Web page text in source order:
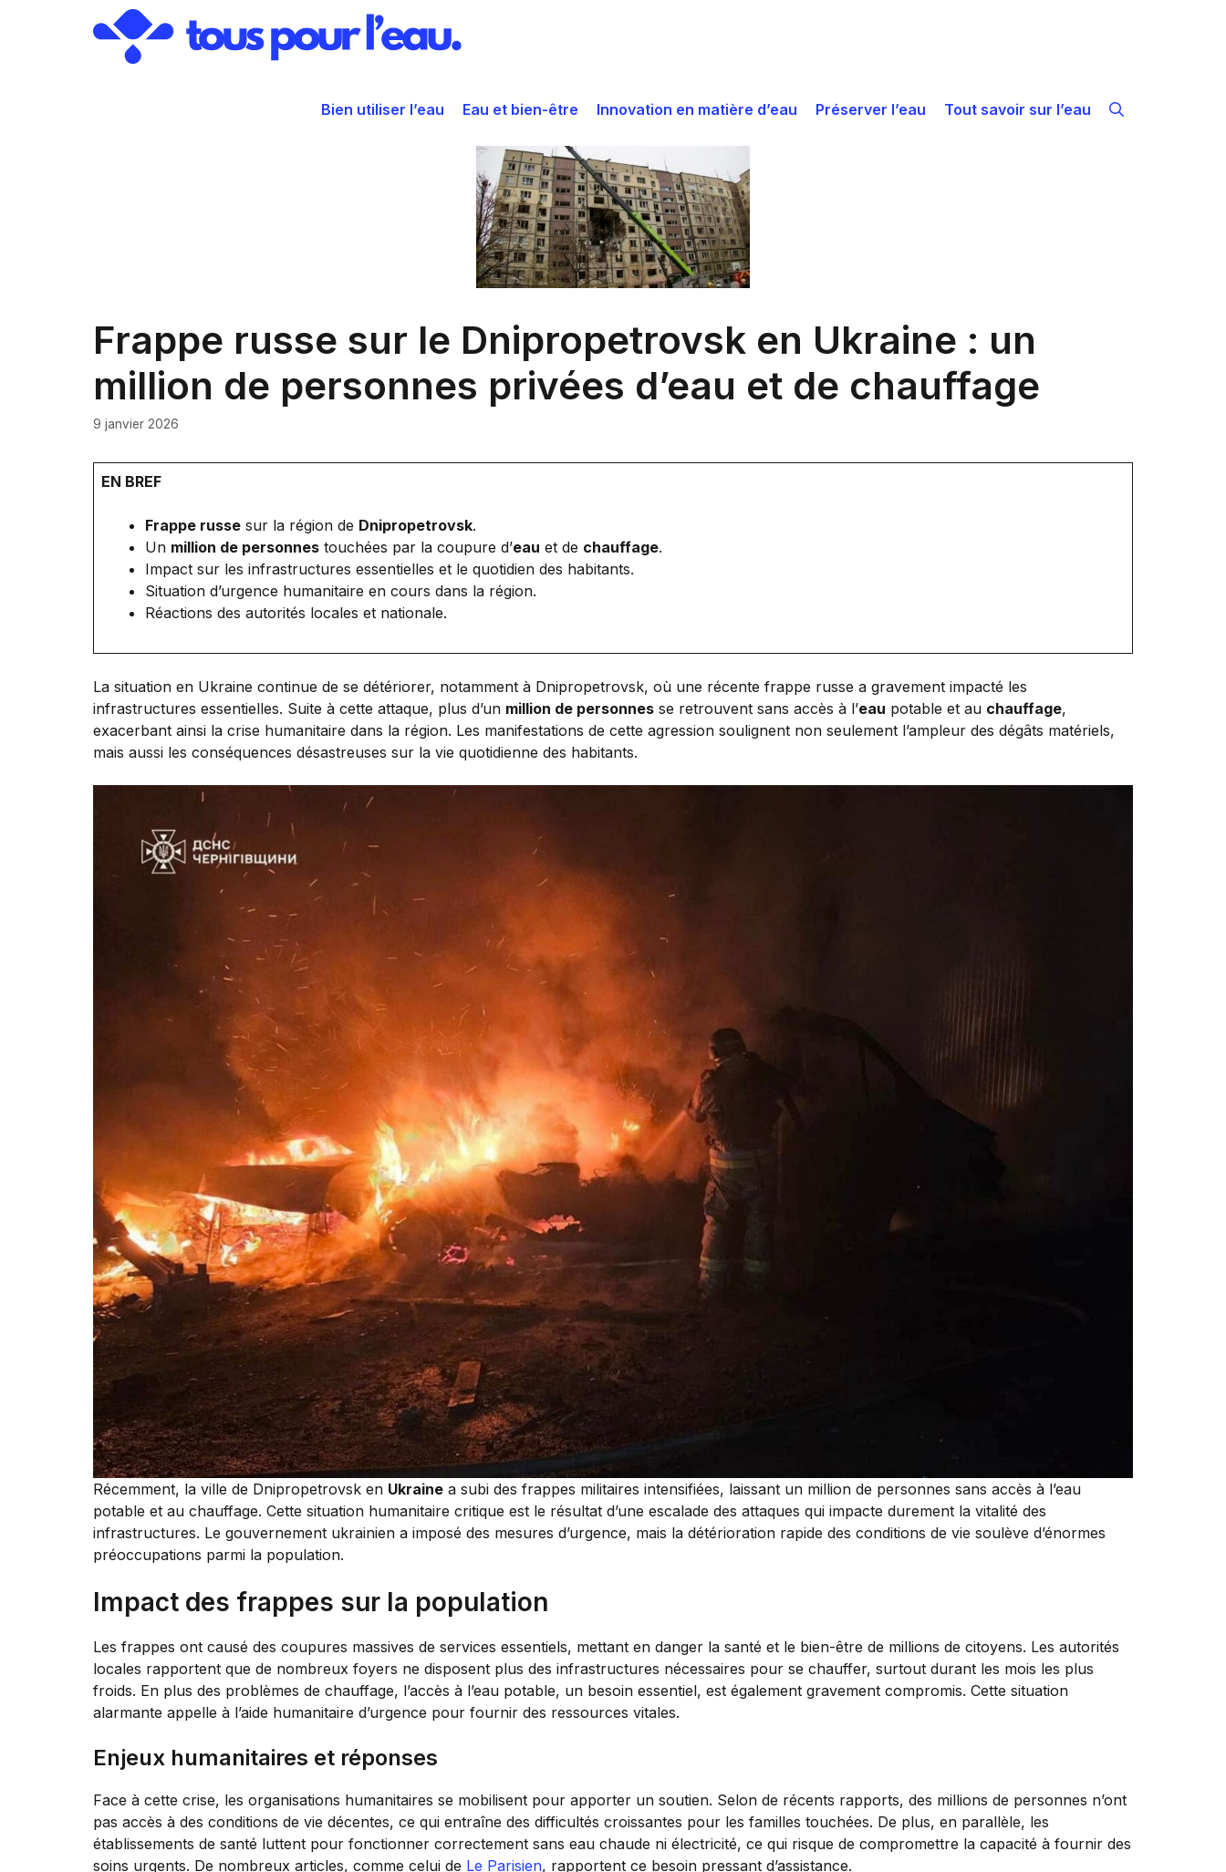
Bien utiliser l’eau Eau et bien-être Innovation en matière d’eau Préserver l’eau Tout savoir sur l’eau
Frappe russe sur le Dnipropetrovsk en Ukraine : un
million de personnes privées d’eau et de chauffage
9 janvier 2026
EN BREF
Frappe russe sur la région de Dnipropetrovsk.
Un million de personnes touchées par la coupure d’eau et de chauffage.
Impact sur les infrastructures essentielles et le quotidien des habitants.
Situation d’urgence humanitaire en cours dans la région.
Réactions des autorités locales et nationale.
La situation en Ukraine continue de se détériorer, notamment à Dnipropetrovsk, où une récente frappe russe a gravement impacté les
infrastructures essentielles. Suite à cette attaque, plus d’un million de personnes se retrouvent sans accès à l’eau potable et au chauffage,
exacerbant ainsi la crise humanitaire dans la région. Les manifestations de cette agression soulignent non seulement l’ampleur des dégâts matériels,
mais aussi les conséquences désastreuses sur la vie quotidienne des habitants.
Récemment, la ville de Dnipropetrovsk en Ukraine a subi des frappes militaires intensifiées, laissant un million de personnes sans accès à l’eau
potable et au chauffage. Cette situation humanitaire critique est le résultat d’une escalade des attaques qui impacte durement la vitalité des
infrastructures. Le gouvernement ukrainien a imposé des mesures d’urgence, mais la détérioration rapide des conditions de vie soulève d’énormes
préoccupations parmi la population.
Impact des frappes sur la population
Les frappes ont causé des coupures massives de services essentiels, mettant en danger la santé et le bien-être de millions de citoyens. Les autorités
locales rapportent que de nombreux foyers ne disposent plus des infrastructures nécessaires pour se chauffer, surtout durant les mois les plus
froids. En plus des problèmes de chauffage, l’accès à l’eau potable, un besoin essentiel, est également gravement compromis. Cette situation
alarmante appelle à l’aide humanitaire d’urgence pour fournir des ressources vitales.
Enjeux humanitaires et réponses
Face à cette crise, les organisations humanitaires se mobilisent pour apporter un soutien. Selon de récents rapports, des millions de personnes n’ont
pas accès à des conditions de vie décentes, ce qui entraîne des difficultés croissantes pour les familles touchées. De plus, en parallèle, les
établissements de santé luttent pour fonctionner correctement sans eau chaude ni électricité, ce qui risque de compromettre la capacité à fournir des
soins urgents. De nombreux articles, comme celui de Le Parisien, rapportent ce besoin pressant d’assistance.